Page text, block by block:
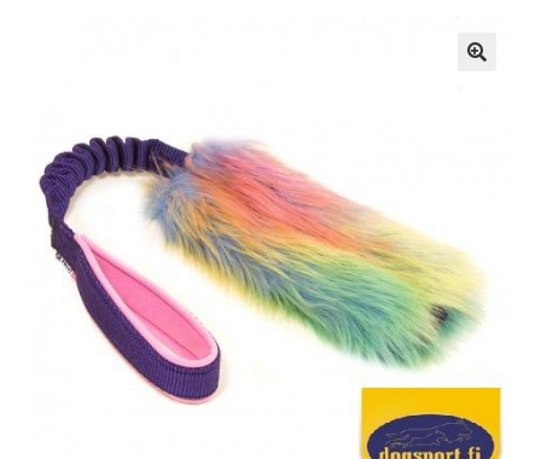
Sulo
Tietosuojaseloste
Toimitusehdot